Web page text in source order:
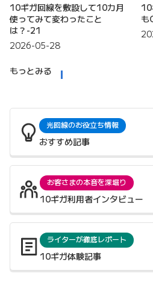
10ギガ回線を敷設して10カ月
使ってみて変わったこと
は？-21
2026-05-28
10
も
もっとみる
光回線のお役立ち情報
おすすめ記事
お客さまの本音を深堀り
10ギガ利用者インタビュー
ライターが徹底レポート
10ギガ体験記事